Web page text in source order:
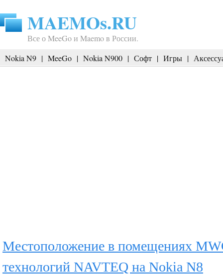
MAEMOs.RU
Все о MeeGo и Maemo в России.
Nokia N9 | MeeGo | Nokia N900 | Софт | Игры |
Местоположение в помещениях
технологий NAVTEQ на Nokia N8